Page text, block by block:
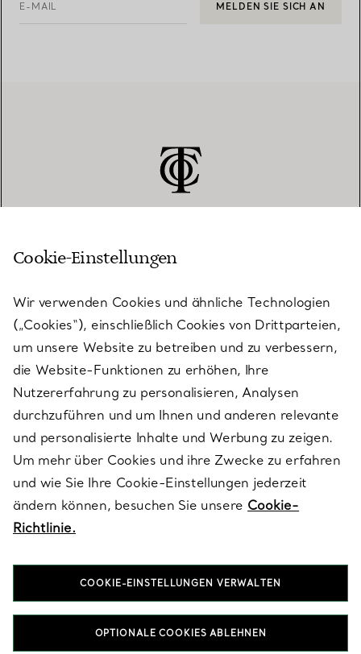
E-MAIL MELDEN SIE SICH AN
KUNDENSERVICE
SERVICES
ÜBER TIFFANY & CO.
RECHTLICHE HINWEISE
FOLGEN SIE UNS
Cookie-Einstellungen
Wir verwenden Cookies und ähnliche Technologien
(„Cookies“), einschließlich Cookies von Drittparteien,
um unsere Website zu betreiben und zu verbessern,
die Website-Funktionen zu erhöhen, Ihre
Nutzererfahrung zu personalisieren, Analysen
durchzuführen und um Ihnen und anderen relevante
und personalisierte Inhalte und Werbung zu zeigen.
Um mehr über Cookies und ihre Zwecke zu erfahren
und wie Sie Ihre Cookie-Einstellungen jederzeit
ändern können, besuchen Sie unsere Cookie-
Richtlinie.
COOKIE-EINSTELLUNGEN VERWALTEN
OPTIONALE COOKIES ABLEHNEN